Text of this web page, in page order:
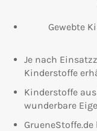
Gewebte
Je nach
Kinderstoffe
Kinderstoffe
wunderbare